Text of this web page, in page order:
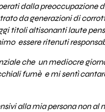
dalla preoccupazione
da generazioni di
titoli altisonanti laute
essere ritenuti
che un mediocre
fumè e mi sentì
alla mia persona non al